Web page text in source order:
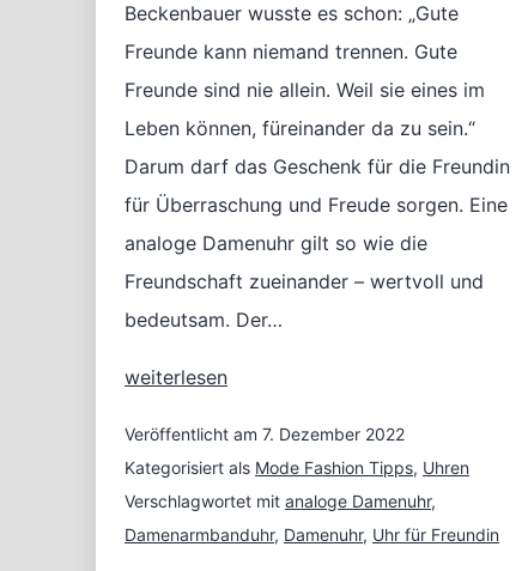
Beckenbauer wusste es schon: „Gute
Freunde kann niemand trennen. Gute
Freunde sind nie allein. Weil sie eines im
Leben können, füreinander da zu sein.“
Darum darf das Geschenk für die Freundin
für Überraschung und Freude sorgen. Eine
analoge Damenuhr gilt so wie die
Freundschaft zueinander – wertvoll und
bedeutsam. Der…
Ein
für
die
Freundin
–
weiterlesen
Veröffentlicht am 7. Dezember 2022
Kategorisiert als Mode Fashion Tipps, Uhren
Verschlagwortet mit analoge Damenuhr,
Damenarmbanduhr, Damenuhr, Uhr für Freundin